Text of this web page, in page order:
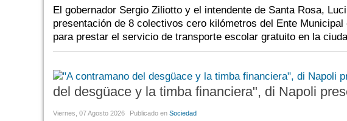
El gobernador Sergio Ziliotto y el intendente de Santa Rosa,
presentación de 8 colectivos cero kilómetros del Ente
para prestar el servicio de transporte escolar gratuito en la
del desgüace y la timba financiera", di Napoli
Viernes, 07 Agosto 2026 Publicado en Sociedad